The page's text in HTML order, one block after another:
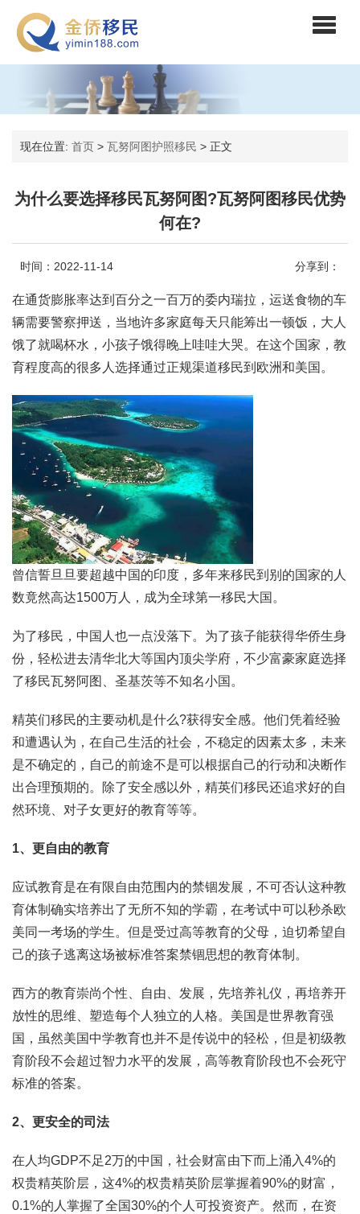
现在位置: 首页 > 瓦努阿图护照移民 > 正文
为什么要选择移民瓦努阿图?瓦努阿图移民优势
何在?
时间：2022-11-14 分享到：
在通货膨胀率达到百分之一百万的委内瑞拉，运送食物的车
辆需要警察押送，当地许多家庭每天只能筹出一顿饭，大人
饿了就喝杯水，小孩子饿得晚上哇哇大哭。在这个国家，教
育程度高的很多人选择通过正规渠道移民到欧洲和美国。
曾信誓旦旦要超越中国的印度，多年来移民到别的国家的人
数竟然高达1500万人，成为全球第一移民大国。
为了移民，中国人也一点没落下。为了孩子能获得华侨生身
份，轻松进去清华北大等国内顶尖学府，不少富豪家庭选择
了移民瓦努阿图、圣基茨等不知名小国。
精英们移民的主要动机是什么?获得安全感。他们凭着经验
和遭遇认为，在自己生活的社会，不稳定的因素太多，未来
是不确定的，自己的前途不是可以根据自己的行动和决断作
出合理预期的。除了安全感以外，精英们移民还追求好的自
然环境、对子女更好的教育等等。
1、更自由的教育
应试教育是在有限自由范围内的禁锢发展，不可否认这种教
育体制确实培养出了无所不知的学霸，在考试中可以秒杀欧
美同一考场的学生。但是受过高等教育的父母，迫切希望自
己的孩子逃离这场被标准答案禁锢思想的教育体制。
西方的教育崇尚个性、自由、发展，先培养礼仪，再培养开
放性的思维、塑造每个人独立的人格。美国是世界教育强
国，虽然美国中学教育也并不是传说中的轻松，但是初级教
育阶段不会超过智力水平的发展，高等教育阶段也不会死守
标准的答案。
2、更安全的司法
在人均GDP不足2万的中国，社会财富由下而上涌入4%的
权贵精英阶层，这4%的权贵精英阶层掌握着90%的财富，
0.1%的人掌握了全国30%的个人可投资资产。然而，在资